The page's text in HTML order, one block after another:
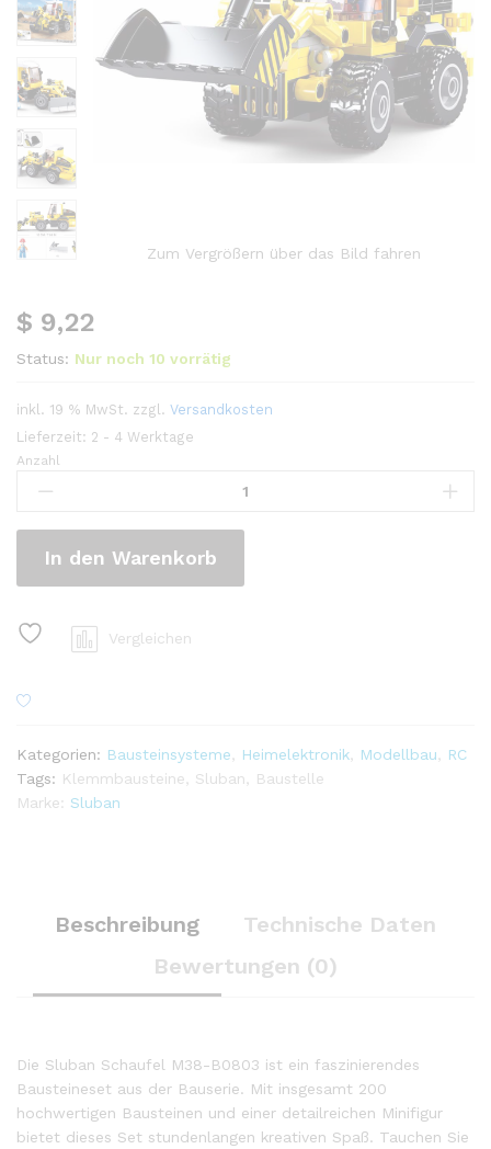
Zum Vergrößern über das Bild fahren
$ 9,22
Status: Nur noch 10 vorrätig
inkl. 19 % MwSt. zzgl. Versandkosten
Lieferzeit: 2 - 4 Werktage
Anzahl
In den Warenkorb
Vergleichen
Kategorien: Bausteinsysteme Heimelektronik Modellbau
RC
Tags: Klemmbausteine Sluban
Baustelle
Marke: Sluban
Beschreibung
Technische Daten
Bewertungen (0)
Die Sluban Schaufel M38-B0803 ist ein faszinierendes
Bausteineset aus der Bauserie. Mit insgesamt 200
hochwertigen Bausteinen und einer detailreichen Minifigur
bietet dieses Set stundenlangen kreativen Spaß. Tauchen Sie